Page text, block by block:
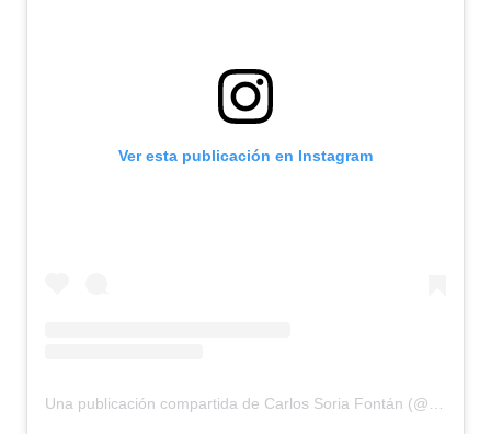
Ver esta publicación en Instagram